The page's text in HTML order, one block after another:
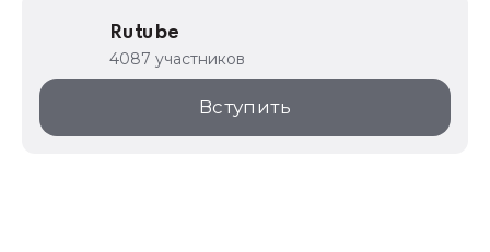
Rutube
4087 участников
Вступить